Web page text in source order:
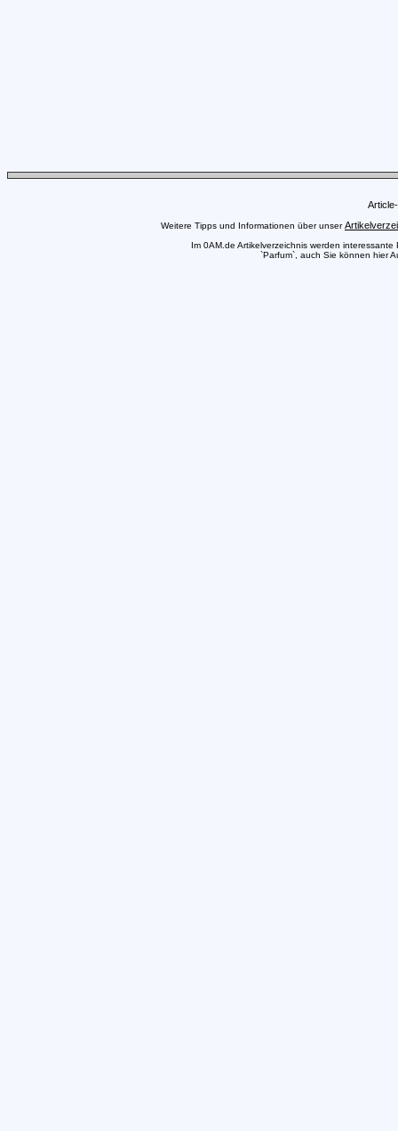
Weitere Tipps und Informationen über unser
Im 0AM.de Artikelverzeichnis werden
`Parfum`, auch Sie können hier